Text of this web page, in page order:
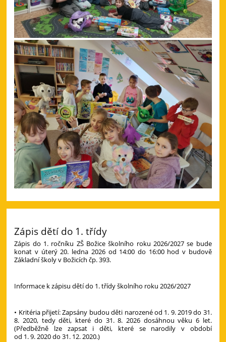
Zápis dětí do 1. třídy
Zápis do 1. ročníku ZŠ Božice školního roku 2026/2027 se bude
konat v úterý 20. ledna 2026 od 14:00 do 16:00 hod v budově
Základní školy v Božicích čp. 393.
Informace k zápisu dětí do 1. třídy školního roku 2026/2027
• Kritéria přijetí: Zapsány budou děti narozené od 1. 9. 2019 do 31.
8. 2020, tedy děti, které do 31. 8. 2026 dosáhnou věku 6 let.
(Předběžně lze zapsat i děti, které se narodily v období
od 1. 9. 2020 do 31. 12. 2020.)